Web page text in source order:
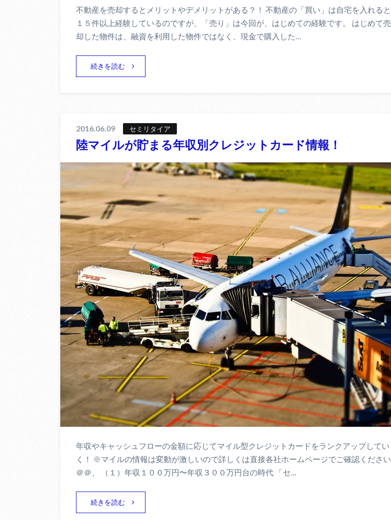
不動産を売却するとメリットやデメリットがある？！ 不動産の「買い」は自宅を入れると
１５件以上経験しているのですが、「売り」は今回が、はじめての経験です。 はじめて売
却した物件は、融資を利用した物件ではなく、現金で購入した…
続きを読む
2016.06.09 セミリタイア
陸マイルが貯まる年収別クレジットカード情報！
年収やキャッシュフローの金額に応じてマイル型クレジットカードをランクアップしてい
く！ ※マイルの情報は変動が激しいので詳しくは直接各社ホームページでご確認ください
＠＠、 （１）年収１００万円〜年収３００万円台の時代 「セ…
続きを読む